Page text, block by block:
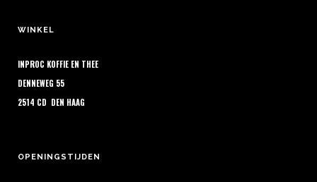
op
de
productpagina
WINKEL
INPROC KOFFIE EN THEE
DENNEWEG 55
2514 CD DEN HAAG
OPENINGSTIJDEN